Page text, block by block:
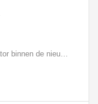
Ben jij een enthousiaste, ervaren calculator binnen de nieuwbouw? Dan zoeken we jou! Voor onze opdrachtgever, actief binnen de aannemerij, zoeken wij een ervaren kracht op de calculatieafdeling. Je houdt je dagelijks bezig met nacalculaties en het vaststellen van kostprijsbegrotingen. Daarnaast maak je zelfstandig keuzes voor wat betreft werkmethodes, offertes en voorstellen, waarbij je ook alternatieven uitwerkt en voorstelt. Door middel van aanvullende cursussen weet je vervolgens ook je kennis op peil te houden; kennis die je vervolgens meeneemt in je werkzaamheden en overdraagt aan je collega’s